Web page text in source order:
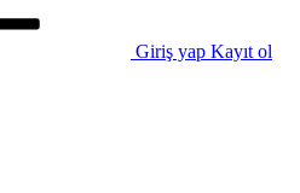
Giriş yap Kayıt ol